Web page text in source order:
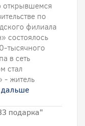
открывшемся
по
филиала
состоялось
тысячного
в сеть
стал
- житель
дальше
подарка"